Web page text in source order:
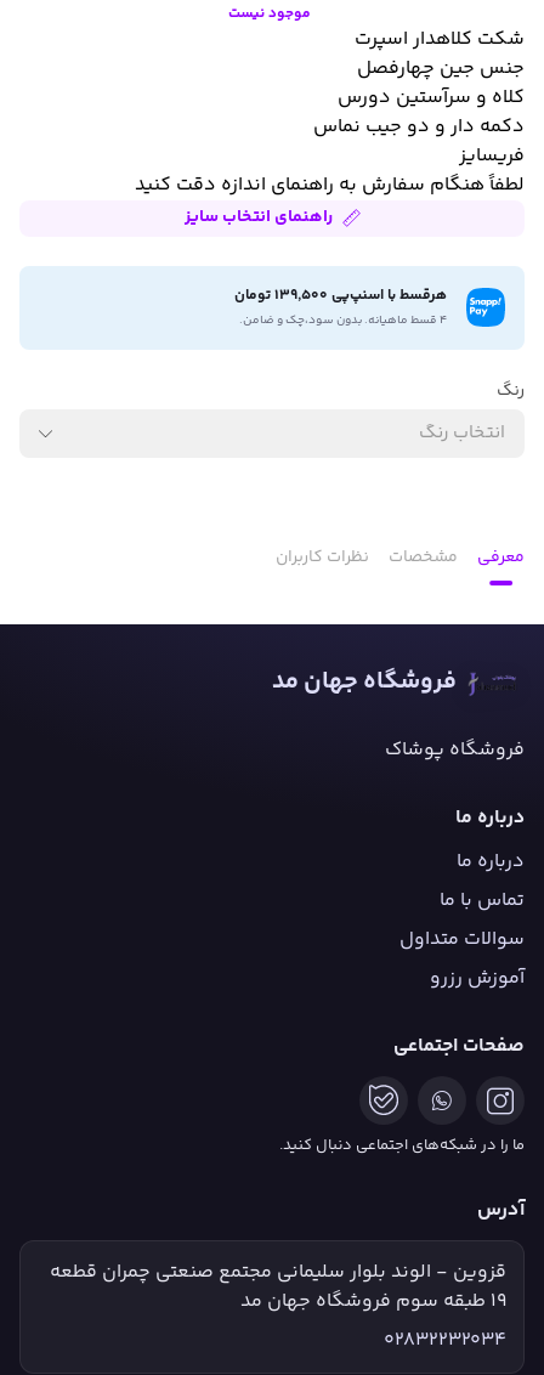
موجود نیست
شکت کلاهدار اسپرت
جنس جین چهارفصل
کلاه و سرآستین دورس
دکمه دار و دو جیب نماس
فریسایز
لطفاً هنگام سفارش به راهنمای اندازه دقت کنید
راهنمای انتخاب سایز
هرقسط با اسنپ‌پی 139,500 تومان
۴ قسط ماهیانه. بدون سود،چک و ضامن.
رنگ
انتخاب رنگ
معرفی مشخصات نظرات کاربران
فروشگاه جهان مد
فروشگاه پوشاک
درباره ما
درباره ما
تماس با ما
سوالات متداول
آموزش رزرو
صفحات اجتماعی
ما را در شبکه‌های اجتماعی دنبال کنید.
آدرس
قزوین - الوند بلوار سلیمانی مجتمع صنعتی چمران قطعه
۱۹ طبقه سوم فروشگاه جهان مد
02832232034